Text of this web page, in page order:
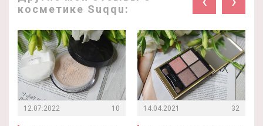
косметике Suqqu:
12.07.2022 10 14.04.2021 32